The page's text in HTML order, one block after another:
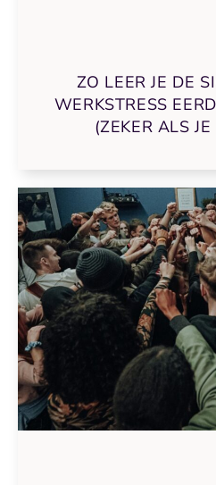
ZO LEER JE DE
WERKSTRESS
(ZEKER ALS